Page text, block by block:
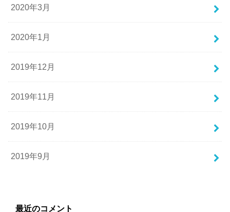
2020年3月
2020年1月
2019年12月
2019年11月
2019年10月
2019年9月
最近のコメント